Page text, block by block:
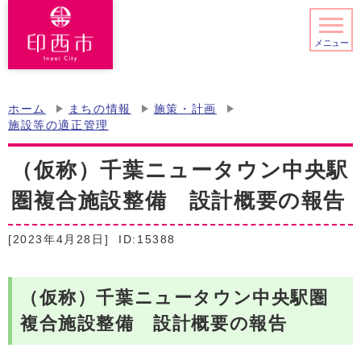
メニュー
ホーム まちの情報
施策・計画
施設等の適正管理
（仮称）千葉ニュータウン中央駅
圏複合施設整備 設計概要の報告
[2023年4月28日] ID:15388
（仮称）千葉ニュータウン中央駅圏
複合施設整備 設計概要の報告